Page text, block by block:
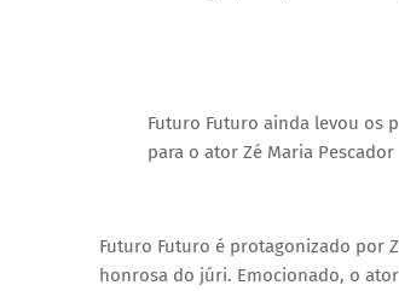
Futuro Futuro ainda levou os
para o ator Zé Maria Pescador
Futuro Futuro é protagonizado por
honrosa do júri. Emocionado, o